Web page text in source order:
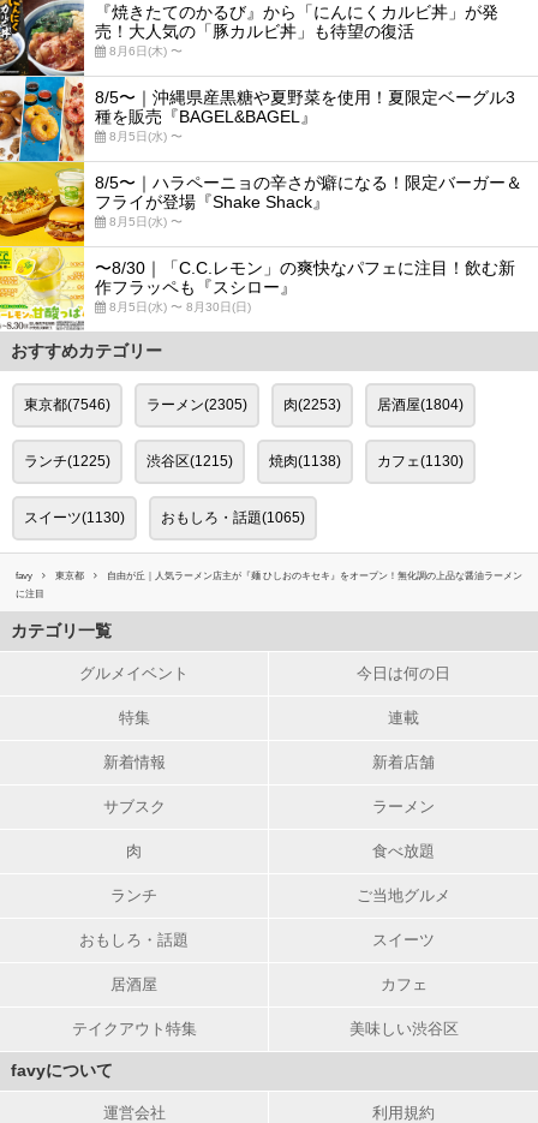
『焼きたてのかるび』から「にんにくカルビ丼」が発
売！大人気の「豚カルビ丼」も待望の復活
8月6日(木) 〜
8/5〜｜沖縄県産黒糖や夏野菜を使用！夏限定ベーグル3
種を販売『BAGEL&BAGEL』
8月5日(水) 〜
8/5〜｜ハラペーニョの辛さが癖になる！限定バーガー＆
フライが登場『Shake Shack』
8月5日(水) 〜
〜8/30｜「C.C.レモン」の爽快なパフェに注目！飲む新
作フラッペも『スシロー』
8月5日(水) 〜 8月30日(日)
おすすめカテゴリー
東京都(7546) ラーメン(2305) 肉(2253) 居酒屋(1804)
ランチ(1225) 渋谷区(1215) 焼肉(1138) カフェ(1130)
スイーツ(1130) おもしろ・話題(1065)
favy 東京都
自由が丘｜人気ラーメン店主が『麺 ひしおのキセキ』をオープン！無化調の上品な醤油ラーメン
に注目
カテゴリ一覧
グルメイベント 今日は何の日
特集 連載
新着情報 新着店舗
サブスク ラーメン
肉 食べ放題
ランチ ご当地グルメ
おもしろ・話題 スイーツ
居酒屋 カフェ
テイクアウト特集 美味しい渋谷区
favyについて
運営会社 利用規約